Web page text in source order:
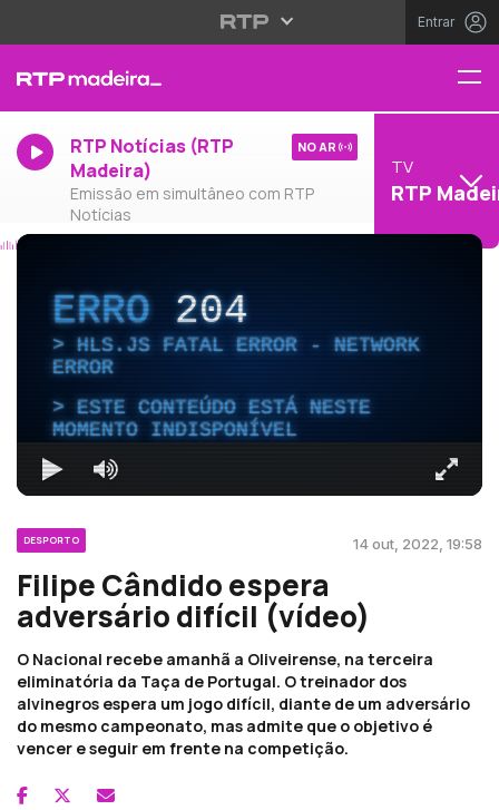
Entrar
RTP Notícias (RTP
Madeira)
Emissão em simultâneo com RTP
Notícias
NO AR
TV
RTP
ERRO204
HLS.JS FATAL ERROR - NETWORK
ERROR
ESTE CONTEÚDO ESTÁ NESTE
MOMENTO INDISPONÍVEL
DESPORTO 14 out, 2022, 19:58
Filipe Cândido espera
adversário difícil (vídeo)
O Nacional recebe amanhã a Oliveirense, na terceira
eliminatória da Taça de Portugal. O treinador dos
alvinegros espera um jogo difícil, diante de um adversário
do mesmo campeonato, mas admite que o objetivo é
vencer e seguir em frente na competição.